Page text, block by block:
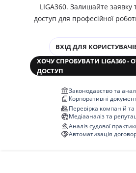
LIGA360. Залишайте заявку
доступ для професійної
ВХІД ДЛЯ
ХОЧУ СПРОБУВАТИ LIGA360 -
ДОСТУП
Законодавство та
Корпоративні
Перевірка компаній
Медіааналіз та
Аналіз судової
Автоматизація
НОВА LIGA360